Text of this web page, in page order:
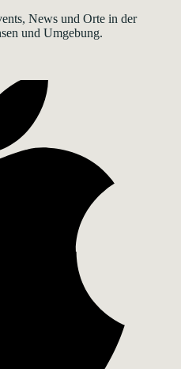
News und Orte in der
und Umgebung.